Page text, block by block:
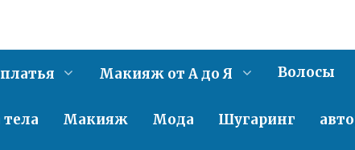
Макияж от А до Я Волосы
тела Макияж Мода Шугаринг